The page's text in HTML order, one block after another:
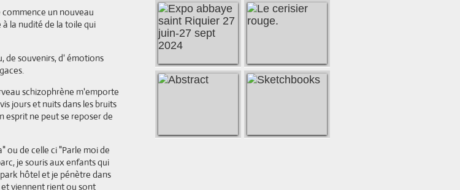
un nouveau
la nudité de la toile qui
de souvenirs, d' émotions
schizophrène m'emporte
jours et nuits dans les bruits
esprit ne peut se reposer de
ou de celle ci "Parle moi de
je souris aux enfants qui
hôtel et je pénètre dans
viennent rient ou sont